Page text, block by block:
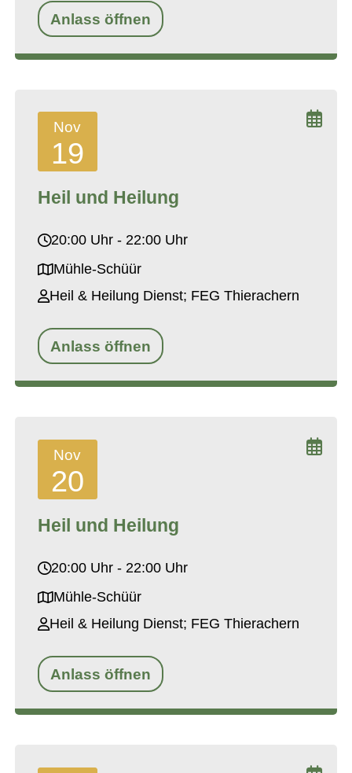
Anlass öffnen
Nov
19
Heil und Heilung
20:00 Uhr - 22:00 Uhr
Mühle-Schüür
Heil & Heilung Dienst; FEG Thierachern
Anlass öffnen
Nov
20
Heil und Heilung
20:00 Uhr - 22:00 Uhr
Mühle-Schüür
Heil & Heilung Dienst; FEG Thierachern
Anlass öffnen